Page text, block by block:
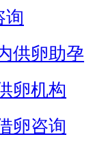
询
供卵助孕
卵机构
卵咨询